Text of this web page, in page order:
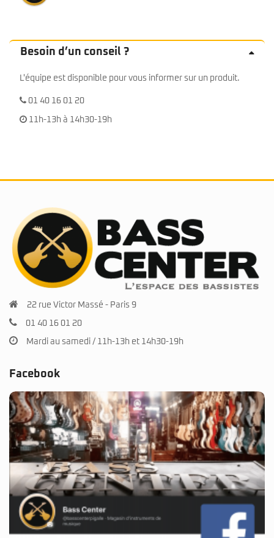
Besoin d’un conseil ?
L'équipe est disponible pour vous informer sur un produit.
01 40 16 01 20
11h-13h à 14h30-19h
22 rue Victor Massé - Paris 9
01 40 16 01 20
Mardi au samedi / 11h-13h et 14h30-19h
Facebook